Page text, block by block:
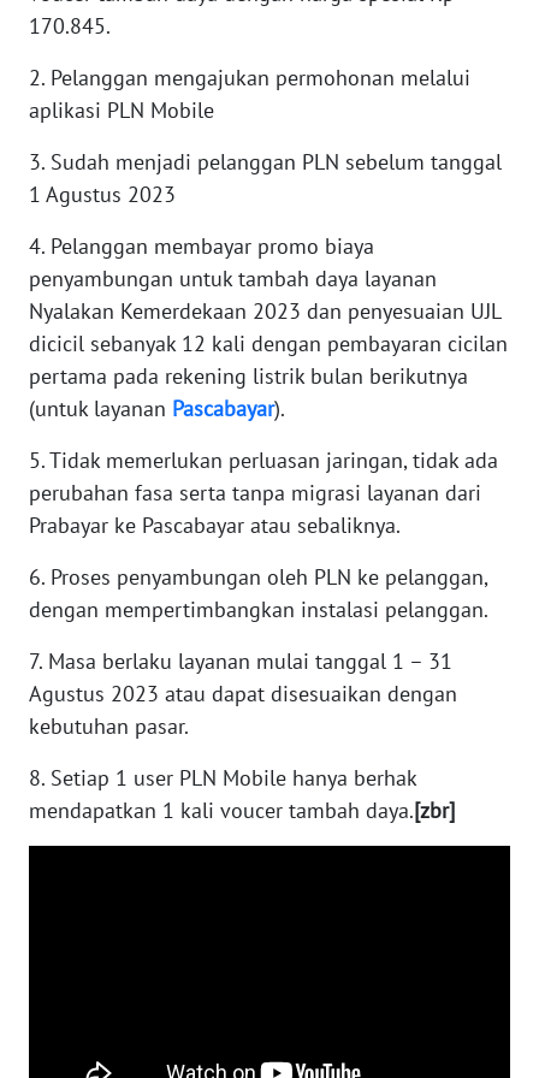
170.845.
2. Pelanggan mengajukan permohonan melalui
aplikasi PLN Mobile
3. Sudah menjadi pelanggan PLN sebelum tanggal
1 Agustus 2023
4. Pelanggan membayar promo biaya
penyambungan untuk tambah daya layanan
Nyalakan Kemerdekaan 2023 dan penyesuaian UJL
dicicil sebanyak 12 kali dengan pembayaran cicilan
pertama pada rekening listrik bulan berikutnya
(untuk layanan Pascabayar).
5. Tidak memerlukan perluasan jaringan, tidak ada
perubahan fasa serta tanpa migrasi layanan dari
Prabayar ke Pascabayar atau sebaliknya.
6. Proses penyambungan oleh PLN ke pelanggan,
dengan mempertimbangkan instalasi pelanggan.
7. Masa berlaku layanan mulai tanggal 1 – 31
Agustus 2023 atau dapat disesuaikan dengan
kebutuhan pasar.
8. Setiap 1 user PLN Mobile hanya berhak
mendapatkan 1 kali voucer tambah daya.[zbr]
KALTARA
KALSEL
KALTIM
WN
SULSEL
WN
WN
SULUT
WN
MALUKU
WN
MALUT
WN
DAIRI